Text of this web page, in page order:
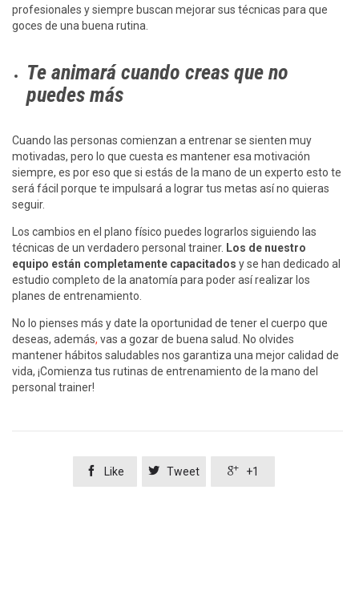
profesionales y siempre buscan mejorar sus técnicas para que
goces de una buena rutina.
Te animará cuando creas que no
puedes más
Cuando las personas comienzan a entrenar se sienten muy
motivadas, pero lo que cuesta es mantener esa motivación
siempre, es por eso que si estás de la mano de un experto esto te
será fácil porque te impulsará a lograr tus metas así no quieras
seguir.
Los cambios en el plano físico puedes lograrlos siguiendo las
técnicas de un verdadero personal trainer. Los de nuestro
equipo están completamente capacitados y se han dedicado al
estudio completo de la anatomía para poder así realizar los
planes de entrenamiento.
No lo pienses más y date la oportunidad de tener el cuerpo que
deseas, además, vas a gozar de buena salud. No olvides
mantener hábitos saludables nos garantiza una mejor calidad de
vida, ¡Comienza tus rutinas de entrenamiento de la mano del
personal trainer!
 Like  Tweet  +1